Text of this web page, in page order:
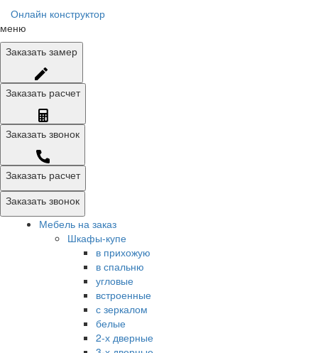
Онлайн конструктор
меню
Заказать замер
Заказать расчет
Заказать звонок
Заказать расчет
Заказать звонок
Мебель на заказ
Шкафы-купе
в прихожую
в спальню
угловые
встроенные
с зеркалом
белые
2-х дверные